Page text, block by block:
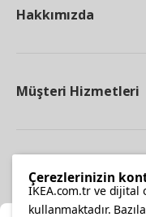
Hakkımızda
Müşteri Hizmetleri
Çerezlerinizin
IKEA.com.tr ve dijital
kullanmaktadır.